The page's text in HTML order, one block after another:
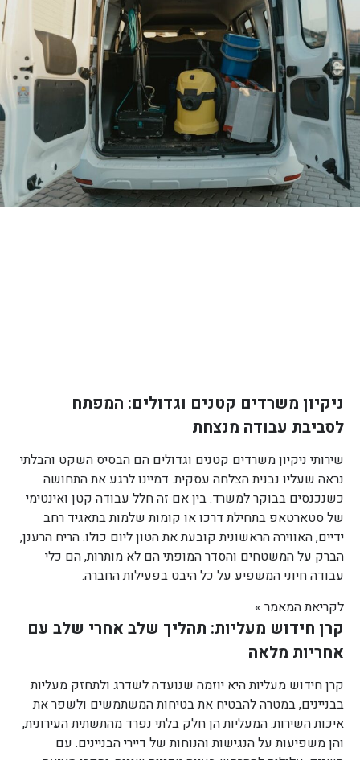
ניקיון משרדים קטנים וגדולים: המפתח
לסביבת עבודה מנצחת
שירותי ניקיון משרדים קטנים וגדולים הם הבסיס השקט והבלתי
נראה שעליו נבנית הצלחה עסקית. דמיינו לרגע את התחושה
כשנכנסים בבוקר למשרד. בין אם זה חלל עבודה קטן ואינטימי
של סטארטאפ בתחילת דרכו או קומות שלמות בתאגיד רחב
ידיים, האווירה הראשונית קובעת את הטון ליום כולו. הריח הרענן,
הברק על המשטחים והסדר המופתי הם לא מותרות, הם כלי
עבודה חיוני המשפיע על כל היבט בפעילות החברה.
לקריאת המאמר »
קרן חידוש מעליות: תהליך שלב אחרי שלב עם
אחריות מלאה
קרן חידוש מעליות היא יוזמה שנועדה לשדרג ולתחזק מעליות
בבניינים, במטרה להבטיח את בטיחות המשתמשים ולשפר את
איכות השירות. המעליות הן חלק בלתי נפרד מהתשתית העירונית,
והן משפיעות על הנגישות והנוחות של דיירי הבניינים. עם